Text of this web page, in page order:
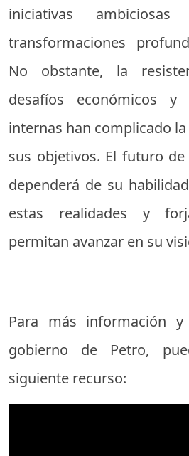
iniciativas
transformaciones
No obstante, la
desafíos económicos y
internas han complicado
sus objetivos. El futuro
dependerá de su
estas realidades y
permitan avanzar en su
Para más información
gobierno de Petro,
siguiente recurso: